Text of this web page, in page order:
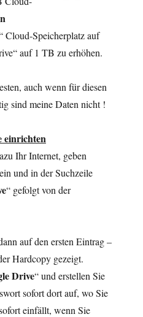
Cloud-Speicherplatz auf
auf 1 TB zu erhöhen.
auch wenn für diesen
sind meine Daten nicht !
einrichten
Ihr Internet, geben
und in der Suchzeile
“ gefolgt von der
auf den ersten Eintrag –
Hardcopy gezeigt.
Drive“ und erstellen Sie
sofort dort auf, wo Sie
einfällt, wenn Sie